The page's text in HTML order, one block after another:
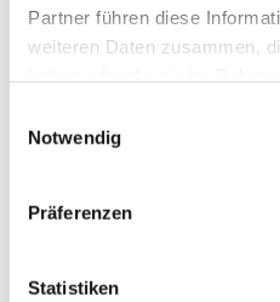
Partner führen diese
weiteren Daten zusammen,
Notwendig
Präferenzen
Statistiken
Bilder